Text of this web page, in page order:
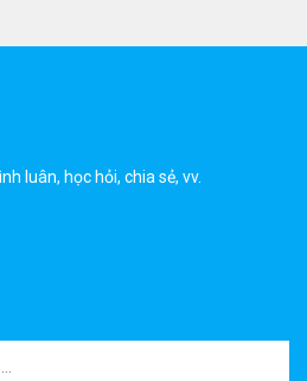
luân, học hỏi, chia sẻ, vv.